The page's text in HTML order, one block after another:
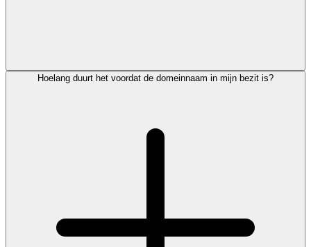
Hoelang duurt het voordat de domeinnaam in mijn bezit is?